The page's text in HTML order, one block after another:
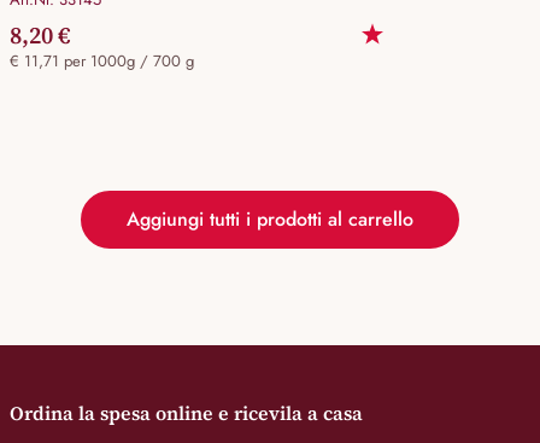
8,20 €
€ 11,71 per 1000g / 700 g
Aggiungi tutti i prodotti al carrello
Ordina la spesa online e ricevila a casa